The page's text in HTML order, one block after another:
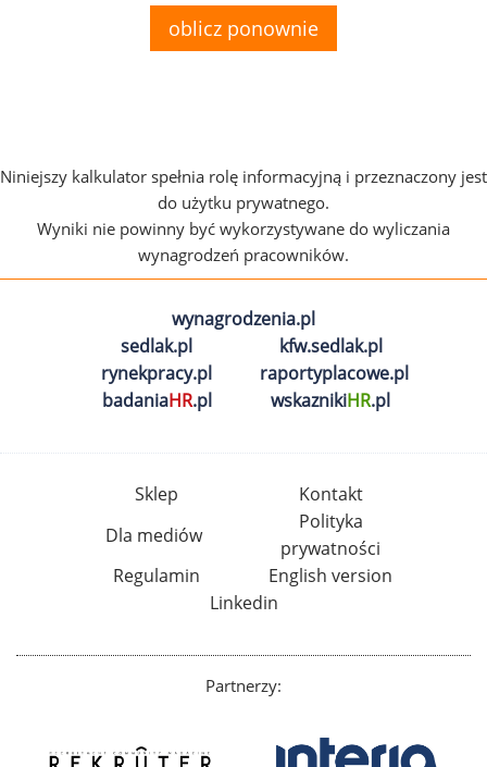
oblicz ponownie
Niniejszy kalkulator spełnia rolę informacyjną i przeznaczony jest
do użytku prywatnego.
Wyniki nie powinny być wykorzystywane do wyliczania
wynagrodzeń pracowników.
wynagrodzenia.pl
sedlak.pl
kfw.sedlak.pl
rynekpracy.pl
raportyplacowe.pl
badaniaHR.pl wskaznikiHR.pl
Sklep
Kontakt
Dla mediów
Polityka
prywatności
Regulamin
English version
Linkedin
Partnerzy: